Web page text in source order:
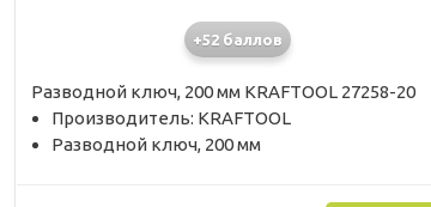
+52 баллов
Разводной ключ, 200 мм KRAFTOOL 27258-20
Производитель: KRAFTOOL
Разводной ключ, 200 мм